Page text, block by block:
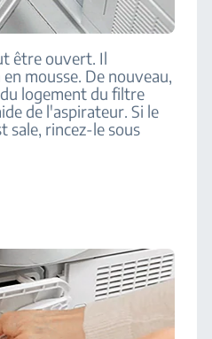
être ouvert. Il
mousse. De nouveau,
logement du filtre
de l'aspirateur. Si le
sale, rincez-le sous